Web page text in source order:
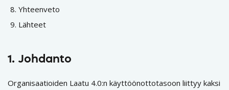
Yhteenveto
Lähteet
1. Johdanto
Organisaatioiden Laatu 4.0:n käyttöönottotasoon liittyy kaksi